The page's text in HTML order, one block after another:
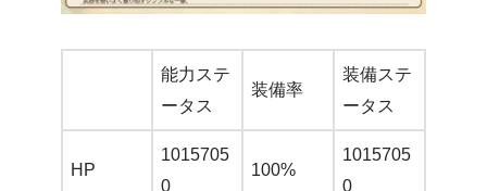
能力ステ
ータス
装備率
装備ステ
ータス
HP
1015705
0
100%
1015705
0